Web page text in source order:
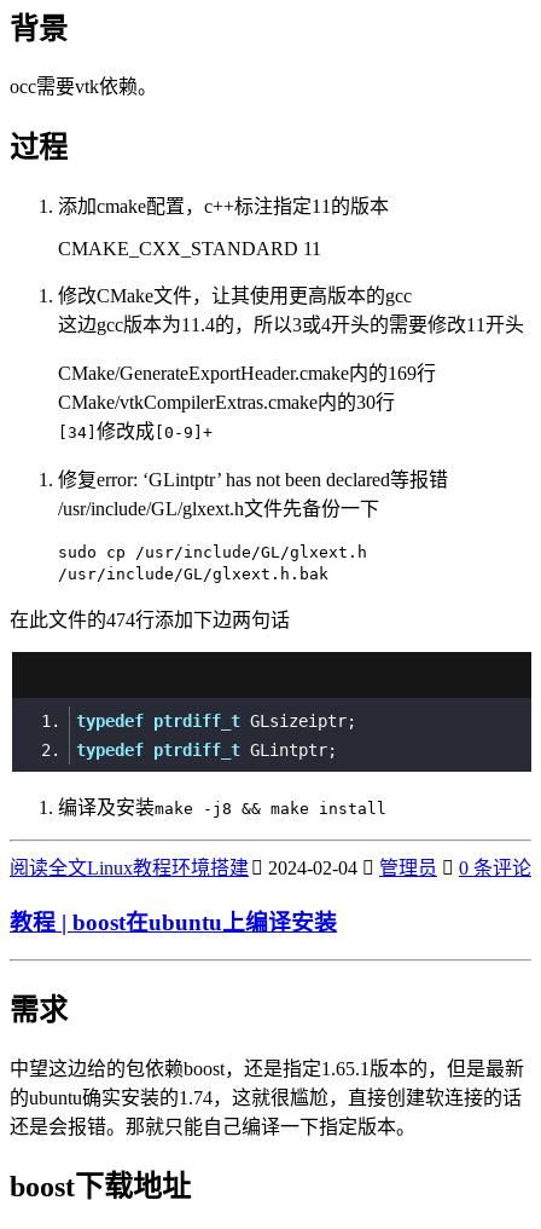
背景
occ需要vtk依赖。
过程
添加cmake配置，c++标注指定11的版本
CMAKE_CXX_STANDARD 11
修改CMake文件，让其使用更高版本的gcc
这边gcc版本为11.4的，所以3或4开头的需要修改11开头
CMake/GenerateExportHeader.cmake内的169行
CMake/vtkCompilerExtras.cmake内的30行
[34] 修改成 [0-9]+
修复error: ‘GLintptr’ has not been declared等报错
/usr/include/GL/glxext.h文件先备份一下
sudo cp /usr/include/GL/glxext.h
/usr/include/GL/glxext.h.bak
在此文件的474行添加下边两句话
typedef ptrdiff_t
typedef ptrdiff_t
编译及安装make -j8 && make install
阅读全文 2024-02-04 管理员 0 条评论
Linux教程环境搭建
教程 | boost在ubuntu上编译安装
需求
中望这边给的包依赖boost，还是指定1.65.1版本的，但是最新
的ubuntu确实安装的1.74，这就很尴尬，直接创建软连接的话
还是会报错。那就只能自己编译一下指定版本。
boost下载地址